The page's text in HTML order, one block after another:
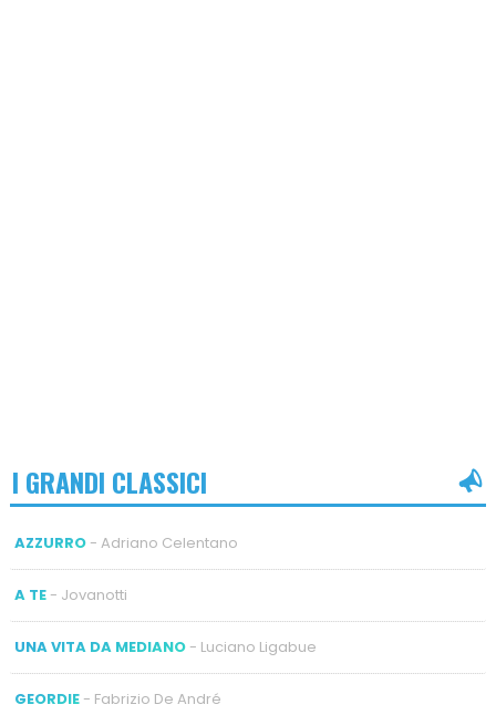
I GRANDI CLASSICI
AZZURRO- Adriano Celentano
A TE- Jovanotti
UNA VITA DA MEDIANO- Luciano Ligabue
GEORDIE- Fabrizio De André